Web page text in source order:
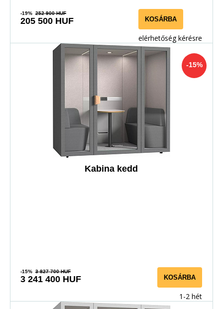
-19% 252 900 HUF
205 500 HUF KOSÁRBA
elérhetőség kérésre
-15%
Kabina kedd
-15% 3 827 700 HUF
3 241 400 HUF KOSÁRBA
1-2 hét